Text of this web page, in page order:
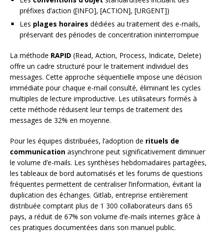
préfixes d’action ([INFO], [ACTION], [URGENT])
Les plages horaires dédiées au traitement des e-mails,
préservant des périodes de concentration ininterrompue
La méthode RAPID (Read, Action, Process, Indicate, Delete)
offre un cadre structuré pour le traitement individuel des
messages. Cette approche séquentielle impose une décision
immédiate pour chaque e-mail consulté, éliminant les cycles
multiples de lecture improductive. Les utilisateurs formés à
cette méthode réduisent leur temps de traitement des
messages de 32% en moyenne.
Pour les équipes distribuées, l’adoption de rituels de
communication asynchrone peut significativement diminuer
le volume d’e-mails. Les synthèses hebdomadaires partagées,
les tableaux de bord automatisés et les forums de questions
fréquentes permettent de centraliser l’information, évitant la
duplication des échanges. Gitlab, entreprise entièrement
distribuée comptant plus de 1 300 collaborateurs dans 65
pays, a réduit de 67% son volume d’e-mails internes grâce à
ces pratiques documentées dans son manuel public.